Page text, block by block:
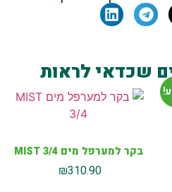
שכדאי לראות
בקר למערפל מים MIST 3/4
₪310.90